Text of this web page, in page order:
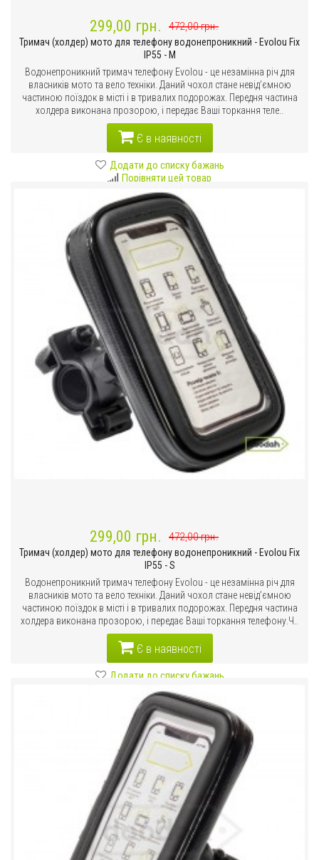
299,00 грн. 472,00 грн.
Тримач (холдер) мото для телефону водонепроникний - Evolou Fix
IP55 - M
Водонепроникний тримач телефону Evolou - це незамінна річ для
власників мото та вело техніки. Даний чохол стане невід'ємною
частиною поїздок в місті і в тривалих подорожах. Передня частина
холдера виконана прозорою, і передає Ваші торкання теле..
Є в наявності
Додати до списку бажань
Порівняти цей товар
299,00 грн. 472,00 грн.
Тримач (холдер) мото для телефону водонепроникний - Evolou Fix
IP55 - S
Водонепроникний тримач телефону Evolou - це незамінна річ для
власників мото та вело техніки. Даний чохол стане невід'ємною
частиною поїздок в місті і в тривалих подорожах. Передня частина
холдера виконана прозорою, і передає Ваші торкання телефону.Ч..
Є в наявності
Додати до списку бажань